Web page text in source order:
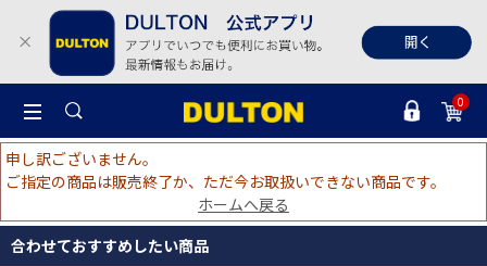
0
申し訳ございません。
ご指定の商品は販売終了か、ただ今お取扱いできない商品です。
ホームへ戻る
合わせておすすめしたい商品